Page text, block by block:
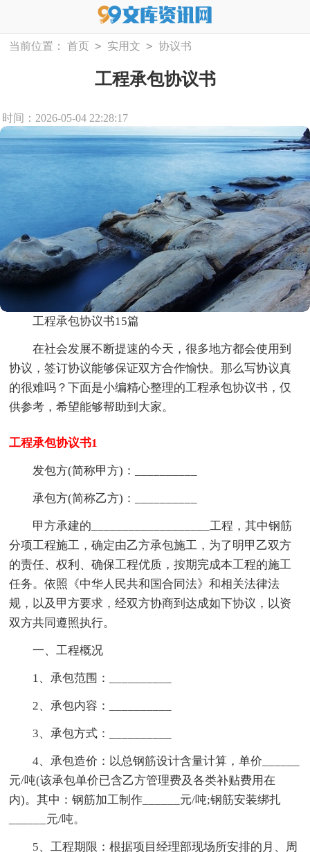
当前位置： 首页 > 实用文 > 协议书
工程承包协议书
时间：2026-05-04 22:28:17
工程承包协议书15篇
在社会发展不断提速的今天，很多地方都会使用到
协议，签订协议能够保证双方合作愉快。那么写协议真
的很难吗？下面是小编精心整理的工程承包协议书，仅
供参考，希望能够帮助到大家。
工程承包协议书1
发包方(简称甲方)：__________
承包方(简称乙方)：__________
甲方承建的___________________工程，其中钢筋
分项工程施工，确定由乙方承包施工，为了明甲乙双方
的责任、权利、确保工程优质，按期完成本工程的施工
任务。依照《中华人民共和国合同法》和相关法律法
规，以及甲方要求，经双方协商到达成如下协议，以资
双方共同遵照执行。
一、工程概况
1、承包范围：__________
2、承包内容：__________
3、承包方式：__________
4、承包造价：以总钢筋设计含量计算，单价______
元/吨(该承包单价已含乙方管理费及各类补贴费用在
内)。其中：钢筋加工制作______元/吨;钢筋安装绑扎
______元/吨。
5、工程期限：根据项目经理部现场所安排的月、周